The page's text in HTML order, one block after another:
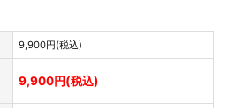
9,900円(税込)
9,900円(税込)